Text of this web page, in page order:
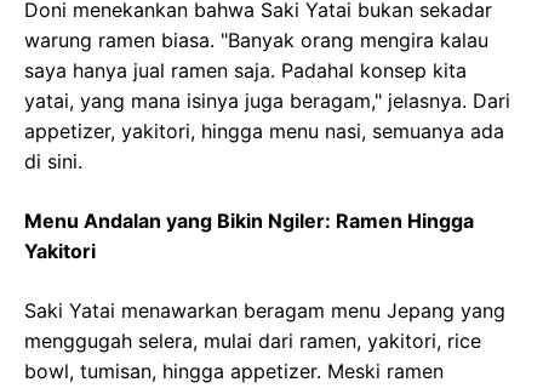
Doni menekankan bahwa Saki Yatai bukan sekadar
warung ramen biasa. "Banyak orang mengira kalau
saya hanya jual ramen saja. Padahal konsep kita
yatai, yang mana isinya juga beragam," jelasnya. Dari
appetizer, yakitori, hingga menu nasi, semuanya ada
di sini.
Menu Andalan yang Bikin Ngiler: Ramen Hingga
Yakitori
Saki Yatai menawarkan beragam menu Jepang yang
menggugah selera, mulai dari ramen, yakitori, rice
bowl, tumisan, hingga appetizer. Meski ramen